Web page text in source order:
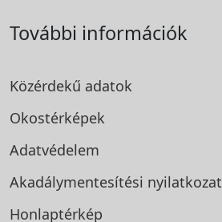
További információk
Közérdekű adatok
Okostérképek
Adatvédelem
Akadálymentesítési nyilatkozat
Honlaptérkép